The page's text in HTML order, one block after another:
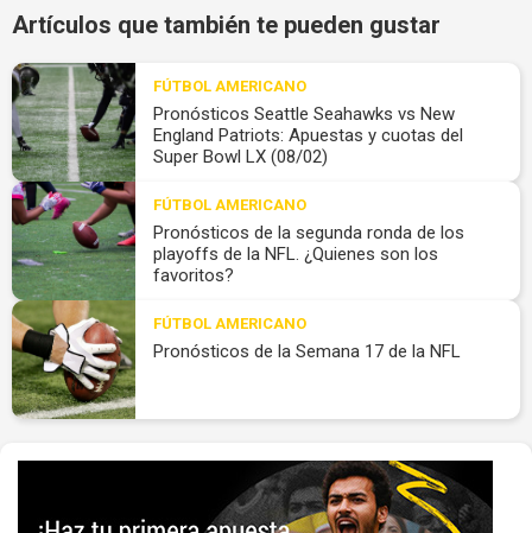
Artículos que también te pueden gustar
FÚTBOL AMERICANO
Pronósticos Seattle Seahawks vs New
England Patriots: Apuestas y cuotas del
Super Bowl LX (08/02)
FÚTBOL AMERICANO
Pronósticos de la segunda ronda de los
playoffs de la NFL. ¿Quienes son los
favoritos?
FÚTBOL AMERICANO
Pronósticos de la Semana 17 de la NFL